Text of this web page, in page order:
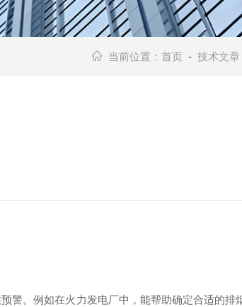
当前位置： 首页 - 技术文章
警。例如在火力发电厂中，能帮助确定合适的排